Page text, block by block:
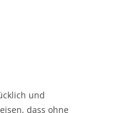
und
dass ohne